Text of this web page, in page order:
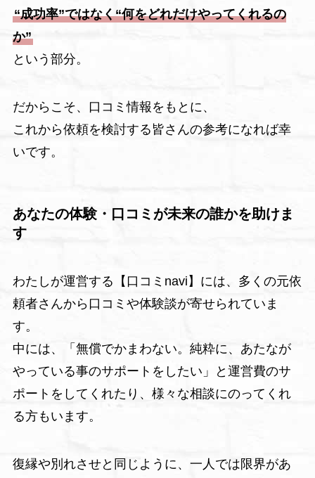
“成功率”ではなく“何をどれだけやってくれるの
か”
という部分。
だからこそ、口コミ情報をもとに、
これから依頼を検討する皆さんの参考になれば幸
いです。
あなたの体験・口コミが未来の誰かを助けま
す
わたしが運営する【口コミnavi】には、多くの元依
頼者さんから口コミや体験談が寄せられていま
す。
中には、「無償でかまわない。純粋に、あたなが
やっている事のサポートをしたい」と運営費のサ
ポートをしてくれたり、様々な相談にのってくれ
る方もいます。
復縁や別れさせと同じように、一人では限界があ